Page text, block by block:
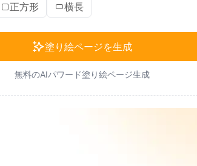
正方形 横長
塗り絵ページを生成
無料のAIパワード塗り絵ページ生成